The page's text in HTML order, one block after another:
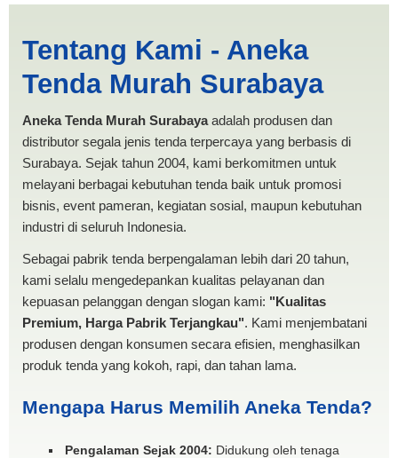
PRODUKSI ANEKA TENDA
MURAH
Tentang Kami - Aneka
Tenda Murah Surabaya
Aneka Tenda Murah Surabayaadalah produsen dan
distributor segala jenis tenda terpercaya yang berbasis di
Surabaya. Sejak tahun 2004, kami berkomitmen untuk
melayani berbagai kebutuhan tenda baik untuk promosi
bisnis, event pameran, kegiatan sosial, maupun kebutuhan
industri di seluruh Indonesia.
Sebagai pabrik tenda berpengalaman lebih dari 20 tahun,
kami selalu mengedepankan kualitas pelayanan dan
kepuasan pelanggan dengan slogan kami: "Kualitas
Premium, Harga Pabrik Terjangkau". Kami menjembatani
produsen dengan konsumen secara efisien, menghasilkan
produk tenda yang kokoh, rapi, dan tahan lama.
Mengapa Harus Memilih Aneka Tenda?
Pengalaman Sejak 2004: Didukung oleh tenaga